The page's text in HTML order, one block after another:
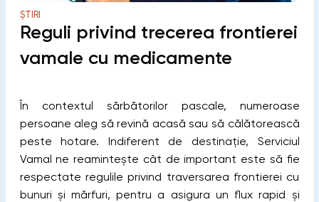
ȘTIRI
Reguli privind trecerea frontierei
vamale cu medicamente
În contextul sărbătorilor pascale, numeroase
persoane aleg să revină acasă sau să călătorească
peste hotare. Indiferent de destinație, Serviciul
Vamal ne reamintește cât de important este să fie
respectate regulile privind traversarea frontierei cu
bunuri și mărfuri, pentru a asigura un flux rapid și